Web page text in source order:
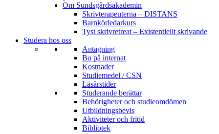
Om Sundsgårdsakademin
Skrivterapeuterna – DISTANS
Barnkörledarkurs
Tyst skrivretreat – Existentiellt skrivande
Studera hos oss
Antagning
Bo på internat
Kostnader
Studiemedel / CSN
Läsårstider
Studerande berättar
Behörigheter och studieomdömen
Utbildningsbevis
Aktiviteter och fritid
Bibliotek